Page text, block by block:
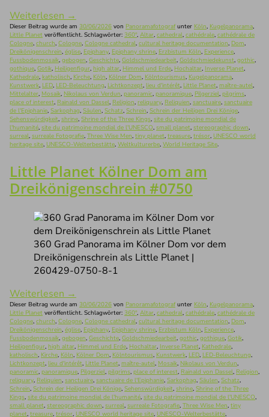
Weiterlesen →
Dieser Beitrag wurde am 30/06/2026 von Panoramafotografunter Köln, Kugelpanorama,
Little Planet veröffentlicht. Schlagwörter: 360°, Altar, cathedral, cathédrale, cathédrale de
Cologne, church, Cologne, Cologne cathedral, cultural heritage documentation, Dom,
Dreikönigenschrein, église, Epiphany, Epiphany shrine, Erzbistum Köln, Experience,
Fussbodenmosaik, gebogen, Geschichte, Goldschmiedearbeit, Goldschmiedekunst, gothic,
gothique, Gotik, Heiligenfigur, high altar, Himmel und Erde, Hochaltar, Inverse Planet,
Kathedrale, katholisch, Kirche, Köln, Kölner Dom, Kölntourismus, Kugelpanorama,
Kunstwerk, LED, LED-Beleuchtung, Lichtkonzept, lieu d'intérêt, Little Planet, maître-autel,
Mittelalter, Mosaik, Nikolaus von Verdun, panoramic, panoramique, Pilgerziel, pilgrims,
place of interest, Rainald von Dassel, Religion, reliquary, Reliquien, sanctuaire, sanctuaire
de l'Epiphanie, Sarkophag, Säulen, Schatz, Schrein, Schrein der Heiligen Drei Könige,
Sehenswürdigkeit, shrine, Shrine of the Three Kings, site du patrimoine mondial de
l'humanité, site du patrimoine mondial de l'UNESCO, small planet, stereographic down,
surreal, surreale Fotografie, Three Wise Men, tiny planet, treasure, trésor, UNESCO world
heritage site, UNESCO-Welterbestätte, Weltkulturerbe, World Heritage Site.
Little Planet Kölner Dom am
Dreikönigenschrein #0750
360 Grad Panorama im Kölner Dom vor dem
Dreikönigenschrein als Little Planet |
260429-0750-8-1
Weiterlesen →
Dieser Beitrag wurde am 30/06/2026 von Panoramafotografunter Köln, Kugelpanorama,
Little Planet veröffentlicht. Schlagwörter: 360°, Altar, cathedral, cathédrale, cathédrale de
Cologne, church, Cologne, Cologne cathedral, cultural heritage documentation, Dom,
Dreikönigenschrein, église, Epiphany, Epiphany shrine, Erzbistum Köln, Experience,
Fussbodenmosaik, gebogen, Geschichte, Goldschmiedearbeit, gothic, gothique, Gotik,
Heiligenfigur, high altar, Himmel und Erde, Hochaltar, Inverse Planet, Kathedrale,
katholisch, Kirche, Köln, Kölner Dom, Kölntourismus, Kunstwerk, LED, LED-Beleuchtung,
Lichtkonzept, lieu d'intérêt, Little Planet, maître-autel, Mosaik, Nikolaus von Verdun,
panoramic, panoramique, Pilgerziel, pilgrims, place of interest, Rainald von Dassel, Religion,
reliquary, Reliquien, sanctuaire, sanctuaire de l'Epiphanie, Sarkophag, Säulen, Schatz,
Schrein, Schrein der Heiligen Drei Könige, Sehenswürdigkeit, shrine, Shrine of the Three
Kings, site du patrimoine mondial de l'humanité, site du patrimoine mondial de l'UNESCO,
small planet, stereographic down, surreal, surreale Fotografie, Three Wise Men, tiny
planet, treasure, trésor, UNESCO world heritage site, UNESCO-Welterbestätte,